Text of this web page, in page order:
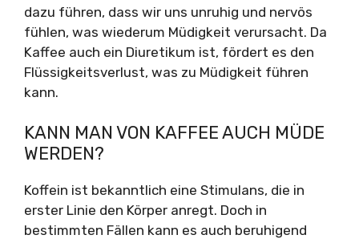
dazu führen, dass wir uns unruhig und nervös
fühlen, was wiederum Müdigkeit verursacht. Da
Kaffee auch ein Diuretikum ist, fördert es den
Flüssigkeitsverlust, was zu Müdigkeit führen
kann.
KANN MAN VON KAFFEE AUCH MÜDE
WERDEN?
Koffein ist bekanntlich eine Stimulans, die in
erster Linie den Körper anregt. Doch in
bestimmten Fällen kann es auch beruhigend